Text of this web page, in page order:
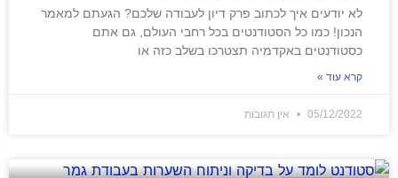
לא יודעים איך לכתוב פרק דיון לעבודה שלכם? הגעתם למאמר
הנכון! כמו כל הסטודנטים בכל רחבי העולם, גם אתם
כסטודנטים באקדמיה תצטרכו בשלב כזה או
קרא עוד »
05/12/2022 אין תגובות